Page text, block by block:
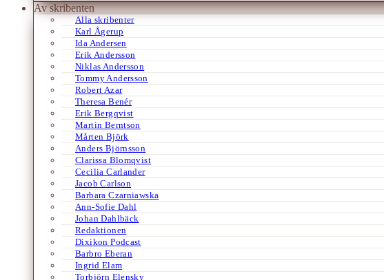
Av skribenten
Alla skribenter
Karl Ågerup
Ida Andersen
Erik Andersson
Niklas Andersson
Tommy Andersson
Robert Azar
Theresa Benér
Erik Bergqvist
Martin Berntson
Mårten Björk
Anders Björnsson
Clarissa Blomqvist
Cecilia Carlander
Jacob Carlson
Barbara Czarniawska
Ann-Sofie Dahl
Johan Dahlbäck
Redaktionen
Dixikon Podcast
Barbro Eberan
Ingrid Elam
Torbjörn Elensky